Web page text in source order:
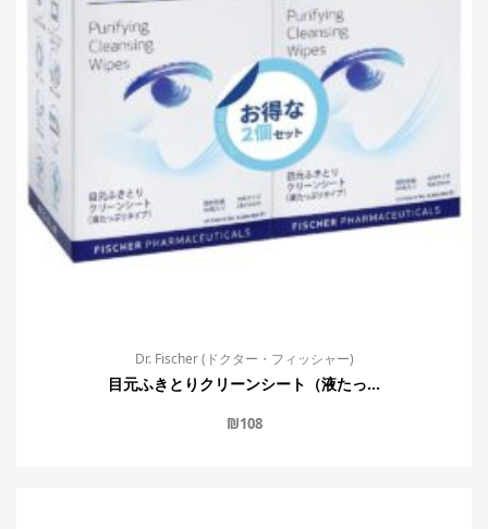
Dr. Fischer (ドクター・フィッシャー)
目元ふきとりクリーンシート（液たっ...
₪108